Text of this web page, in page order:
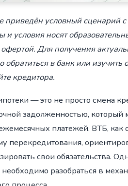
приведён условный
и условия носят
Для получения
обратиться в банк или
кредитора.
— это не просто смена
задолженностью, который
платежей. ВТБ,
перекредитования,
свои обязательства.
разобраться в